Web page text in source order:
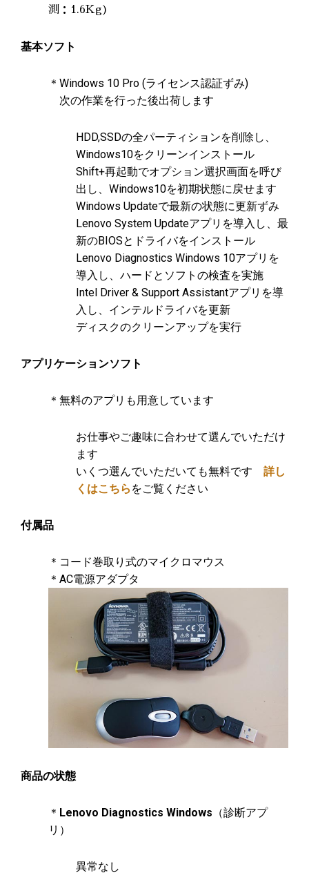
測：1.6Kg)
基本ソフト
＊Windows 10 Pro (ライセンス認証ずみ)
次の作業を行った後出荷します
HDD,SSDの全パーティションを削除し、
Windows10をクリーンインストール
Shift+再起動でオプション選択画面を呼び
出し、Windows10を初期状態に戻せます
Windows Updateで最新の状態に更新ずみ
Lenovo System Updateアプリを導入し、最
新のBIOSとドライバをインストール
Lenovo Diagnostics Windows 10アプリを
導入し、ハードとソフトの検査を実施
Intel Driver & Support Assistantアプリを導
入し、インテルドライバを更新
ディスクのクリーンアップを実行
アプリケーションソフト
＊無料のアプリも用意しています
お仕事やご趣味に合わせて選んでいただけ
ます
いくつ選んでいただいても無料です 詳し
くはこちら をご覧ください
付属品
＊コード巻取り式のマイクロマウス
＊AC電源アダプタ
商品の状態
＊ Lenovo Diagnostics Windows （診断アプ
リ）
異常なし